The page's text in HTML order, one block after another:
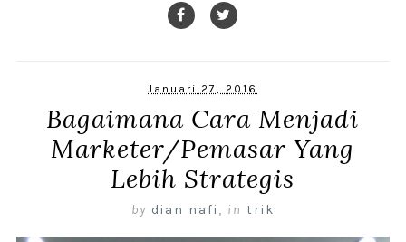
Januari 27, 2016
Bagaimana Cara Menjadi
Marketer/Pemasar Yang
Lebih Strategis
by dian nafi , in trik